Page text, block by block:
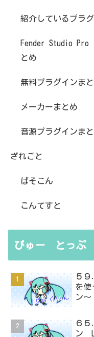
紹介しているプラ
Fender Studio Pro
とめ
無料プラグインま
メーカーまとめ
音源プラグインま
ざれごと
ぱそこん
こんてすと
びゅー とっぷ
５９
を
ン
６
ン